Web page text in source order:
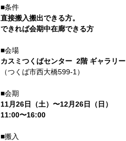
■条件
直接搬入搬出できる方。
できれば会期中在廊できる方
■会場
カスミつくばセンター  2階 ギャラリー
（つくば市西大橋599-1）
■会期
11月26日（土）〜12月26日（日）
11:00〜16:00
■搬入